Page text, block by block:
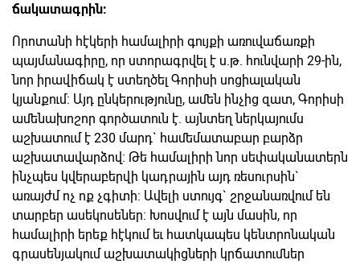
ճակատագրին:
Որոտանի հէկերի համալիրի գույքի առուվաճառքի
պայմանագիրը, որ ստորագրվել է ս.թ. հունվարի 29-ին,
նոր իրավիճակ է ստեղծել Գորիսի սոցիալական
կյանքում: Այդ ընկերությունը, ամեն ինչից զատ, Գորիսի
ամենախոշոր գործատուն է. այնտեղ ներկայումս
աշխատում է 230 մարդ` համեմատաբար բարձր
աշխատավարձով: Թե համալիրի նոր սեփականատերն
ինչպես կվերաբերվի կադրային այդ ռեսուրսին`
առայժմ ոչ ոք չգիտի: Ավելի ստույգ` շրջանառվում են
տարբեր ասեկոսեներ: Խոսվում է այն մասին, որ
համալիրի երեք հէկում եւ հատկապես կենտրոնական
գրասենյակում աշխատակիցների կրճատումներ